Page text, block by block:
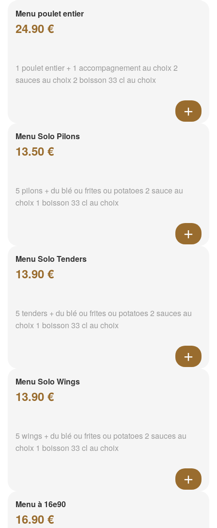
Menu poulet entier
24.90 €
1 poulet entier + 1 accompagnement au choix 2
sauces au choix 2 boisson 33 cl au choix
Menu Solo Pilons
13.50 €
5 pilons + du blé ou frites ou potatoes 2 sauce au
choix 1 boisson 33 cl au choix
Menu Solo Tenders
13.90 €
5 tenders + du blé ou frites ou potatoes 2 sauces au
choix 1 boisson 33 cl au choix
Menu Solo Wings
13.90 €
5 wings + du blé ou frites ou potatoes 2 sauces au
choix 1 boisson 33 cl au choix
Menu à 16e90
16.90 €